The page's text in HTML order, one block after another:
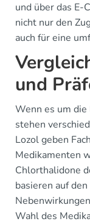
und über das E-
nicht nur den
auch für eine
und
Wenn es um
stehen
Lozol geben
Medikamenten
Chlorthalidone
basieren auf
Wahl des